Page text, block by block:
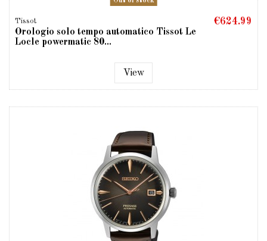
Tissot
Orologio solo tempo automatico Tissot Le
Locle powermatic 80...
€624.99
View